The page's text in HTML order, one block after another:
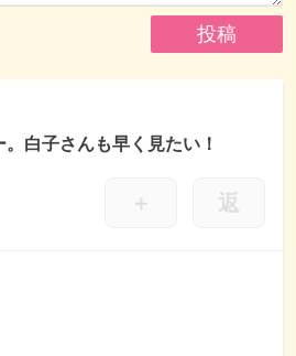
白子さんも早く見たい！
＋ 返